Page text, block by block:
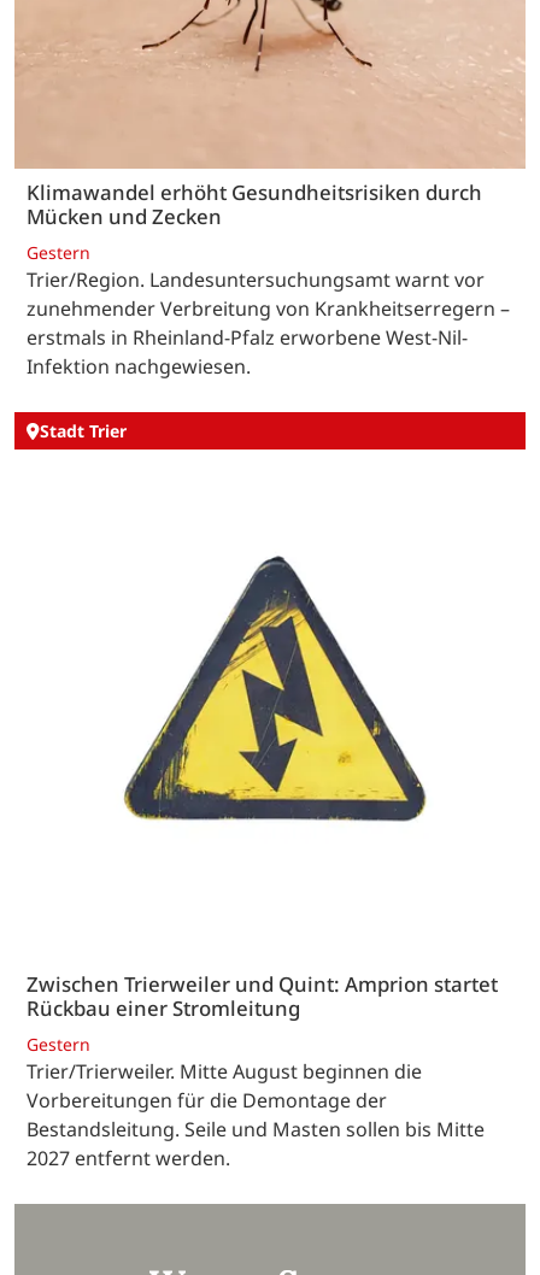
Klimawandel erhöht Gesundheitsrisiken durch
Mücken und Zecken
Gestern
Trier/Region. Landesuntersuchungsamt warnt vor
zunehmender Verbreitung von Krankheitserregern –
erstmals in Rheinland-Pfalz erworbene West-Nil-
Infektion nachgewiesen.
Stadt Trier
Zwischen Trierweiler und Quint: Amprion startet
Rückbau einer Stromleitung
Gestern
Trier/Trierweiler. Mitte August beginnen die
Vorbereitungen für die Demontage der
Bestandsleitung. Seile und Masten sollen bis Mitte
2027 entfernt werden.